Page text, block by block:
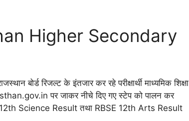
Higher Secondary
बोर्ड रिजल्ट के इंतजार कर रहे परीक्षार्थी माध्यमिक शिक्षा
पर जाकर नीचे दिए गए स्टेप को पालन कर
12th Science Result तथा RBSE 12th Arts Result